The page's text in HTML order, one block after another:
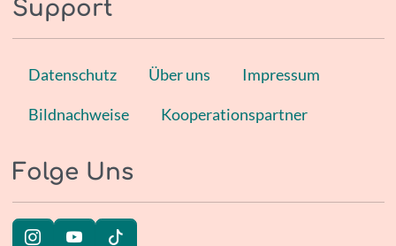
Support
Datenschutz Über uns Impressum
Bildnachweise Kooperationspartner
Folge Uns